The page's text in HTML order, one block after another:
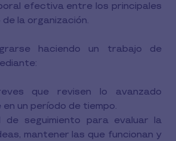
efectiva entre los principales
la organización.
haciendo un trabajo de
que revisen lo avanzado
un período de tiempo.
seguimiento para evaluar la
mantener las que funcionan y